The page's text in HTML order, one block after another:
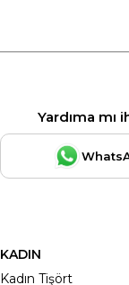
Yardıma mı
KADIN
Kadın Tişört